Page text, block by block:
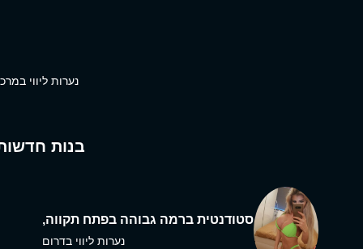
נערות ליווי
בנות
סטודנטית ברמה גבוהה בפתח תקווה,
נערות ליווי בדרום